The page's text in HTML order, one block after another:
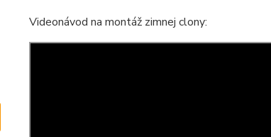
Videonávod na montáž zimnej clony: